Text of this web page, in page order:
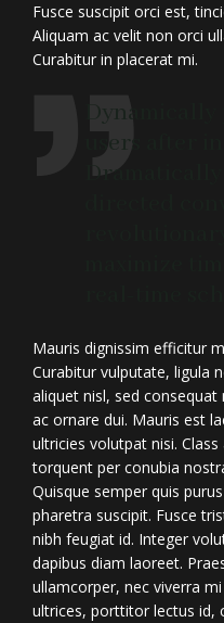
Fusce suscipit orci est,
Aliquam ac velit non orci
Curabitur in placerat mi.
users after
Mauris dignissim efficitur
Curabitur vulputate, ligula
aliquet nisl, sed
ac ornare dui. Mauris est
ultricies volutpat nisi.
torquent per conubia
Quisque semper quis
pharetra suscipit. Fusce
nibh feugiat id. Integer
dapibus diam laoreet.
ullamcorper, nec viverra
ultrices, porttitor lectus id,